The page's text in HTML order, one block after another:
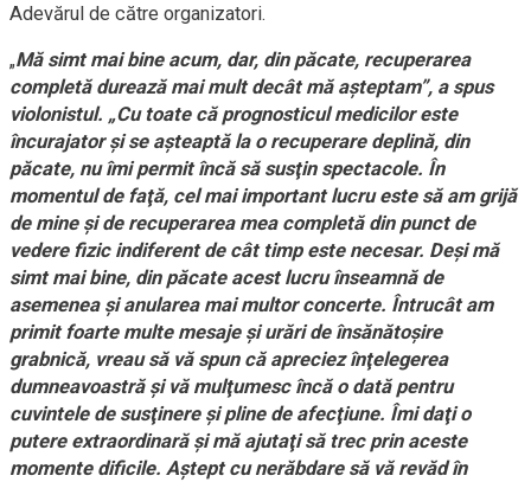
Adevărul de către organizatori.
„Mă simt mai bine acum, dar, din păcate, recuperarea
completă durează mai mult decât mă aşteptam”, a spus
violonistul. „Cu toate că prognosticul medicilor este
încurajator şi se aşteaptă la o recuperare deplină, din
păcate, nu îmi permit încă să susţin spectacole. În
momentul de faţă, cel mai important lucru este să am grijă
de mine şi de recuperarea mea completă din punct de
vedere fizic indiferent de cât timp este necesar. Deşi mă
simt mai bine, din păcate acest lucru înseamnă de
asemenea şi anularea mai multor concerte. Întrucât am
primit foarte multe mesaje şi urări de însănătoşire
grabnică, vreau să vă spun că apreciez înţelegerea
dumneavoastră şi vă mulţumesc încă o dată pentru
cuvintele de susţinere şi pline de afecţiune. Îmi daţi o
putere extraordinară şi mă ajutaţi să trec prin aceste
momente dificile. Aştept cu nerăbdare să vă revăd în